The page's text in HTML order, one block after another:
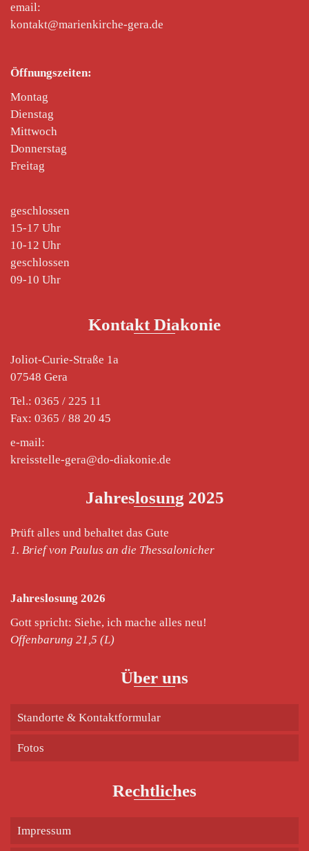
email:
kontakt@marienkirche-gera.de
Öffnungszeiten:
Montag
Dienstag
Mittwoch
Donnerstag
Freitag
geschlossen
15-17 Uhr
10-12 Uhr
geschlossen
09-10 Uhr
Kontakt Diakonie
Joliot-Curie-Straße 1a
07548 Gera
Tel.: 0365 / 225 11
Fax: 0365 / 88 20 45
e-mail:
kreisstelle-gera@do-diakonie.de
Jahreslosung 2025
Prüft alles und behaltet das Gute
1. Brief von Paulus an die Thessalonicher
Jahreslosung 2026
Gott spricht: Siehe, ich mache alles neu!
Offenbarung 21,5 (L)
Über uns
Standorte & Kontaktformular
Fotos
Rechtliches
Impressum